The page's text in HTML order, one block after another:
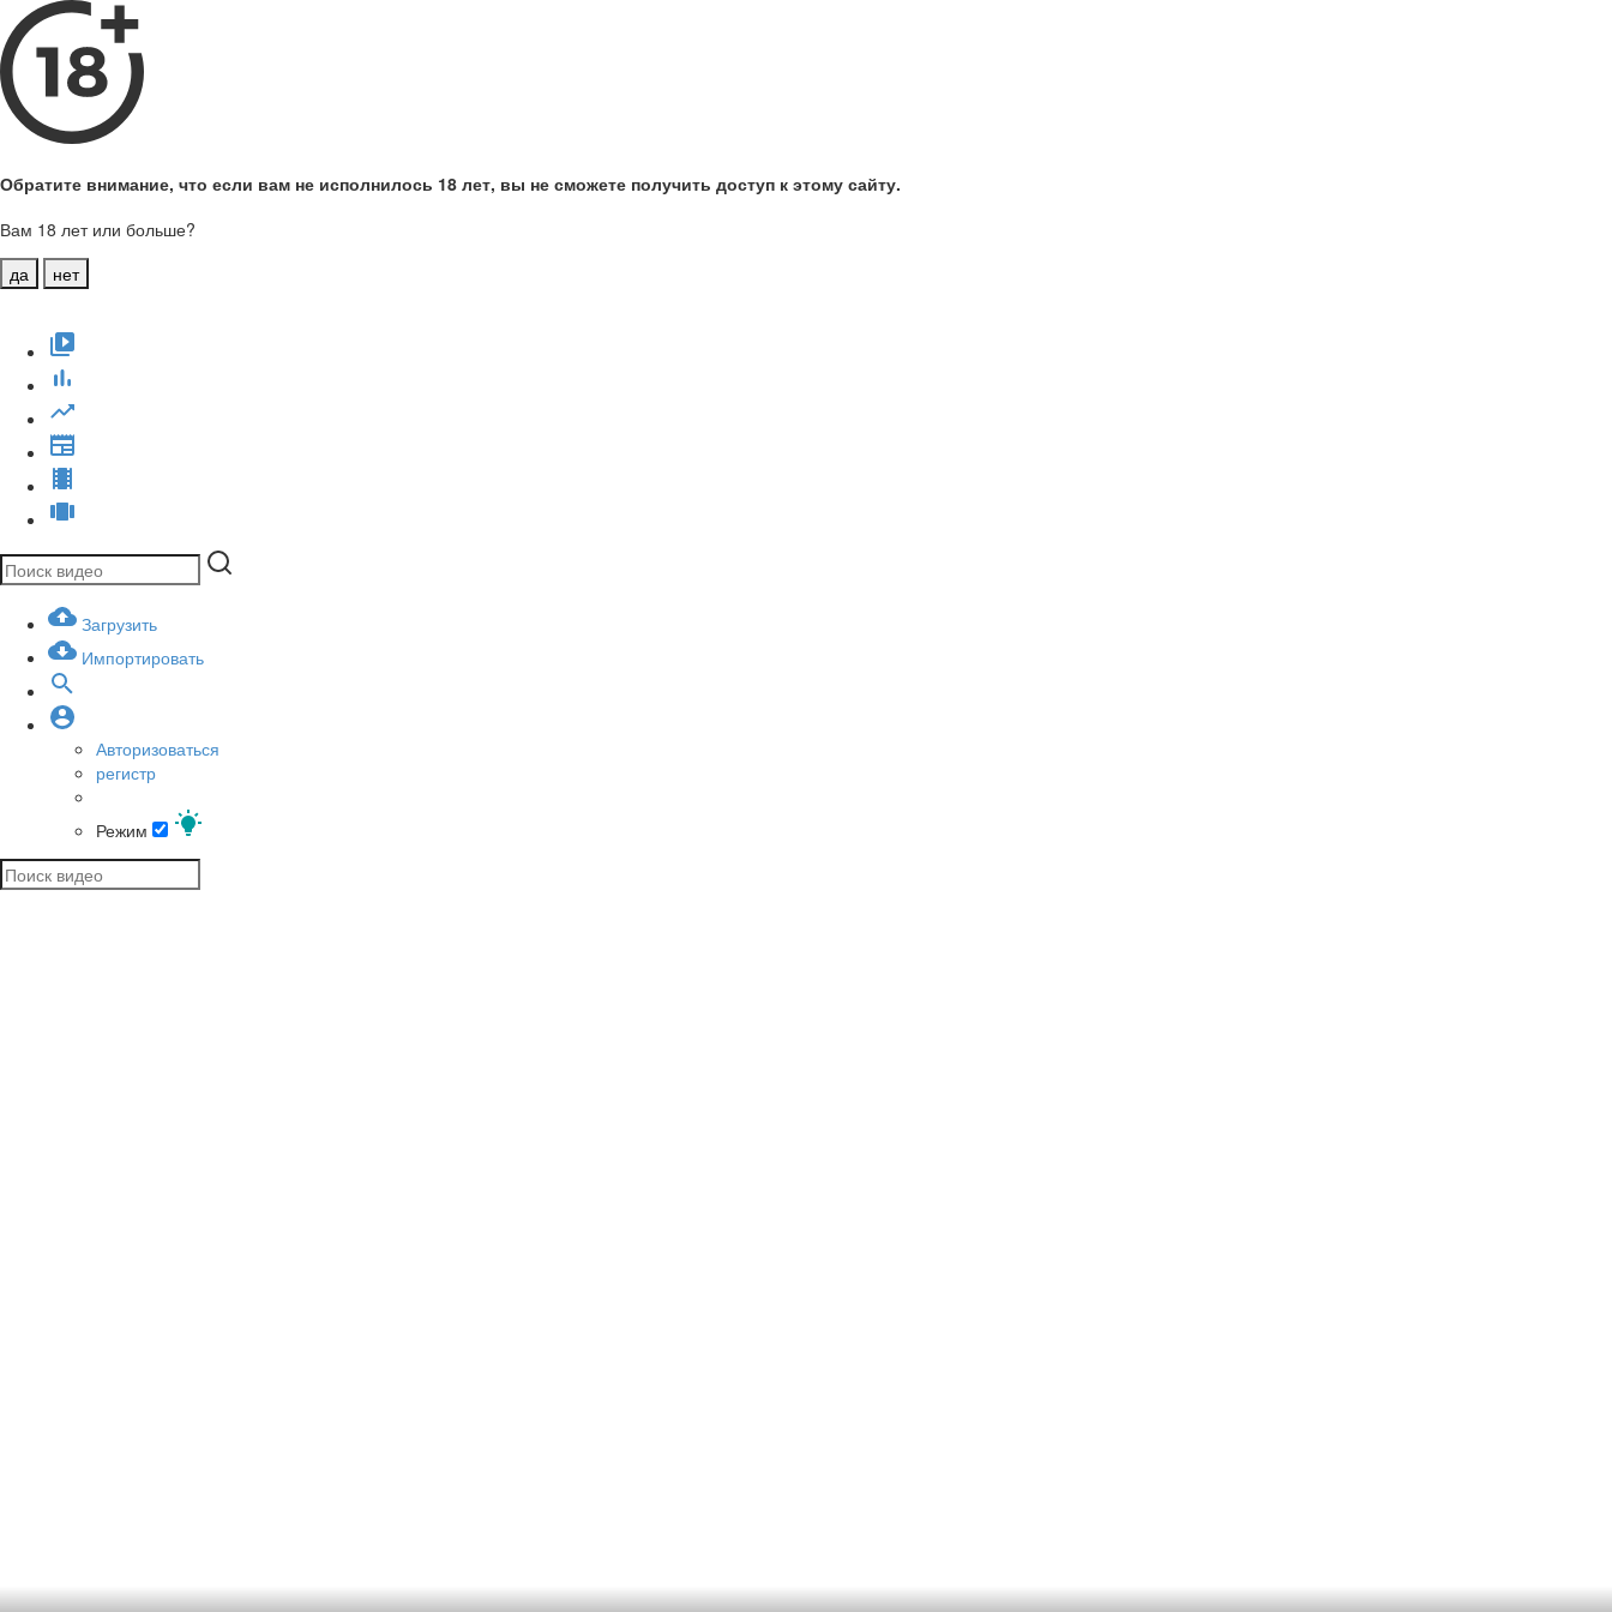
Обратите внимание, что если вам не исполнилось 18 лет, вы не сможете получить доступ к этому сайту.
Вам 18 лет или больше?
да
нет
Загрузить
Импортировать
Авторизоваться
регистр
Режим